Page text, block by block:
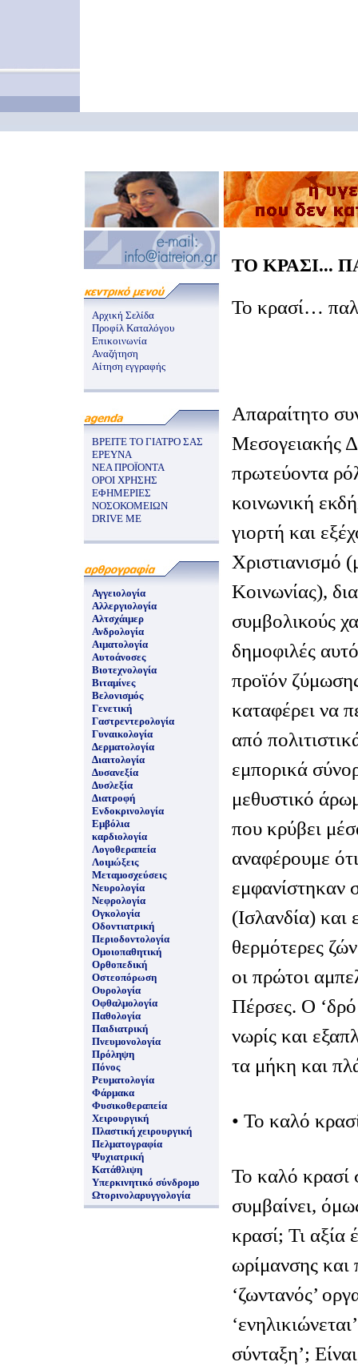
Αρχική Σελίδα
Προφίλ Καταλόγου
Επικοινωνία
Αναζήτηση
Αίτηση εγγραφής
ΒΡΕΙΤΕ ΤΟ ΓΙΑΤΡΟ ΣΑΣ
ΕΡΕΥΝΑ
ΝΕΑ ΠΡΟΪΟΝΤΑ
ΟΡΟΙ ΧΡΗΣΗΣ
ΕΦΗΜΕΡΙΕΣ
ΝΟΣΟΚΟΜΕΙΩΝ
DRIVE ME
Αγγειολογία
Αλλεργιολογία
Αλτσχάιμερ
Ανδρολογία
Αιματολογία
Αυτοάνοσες
Βιοτεχνολογία
Βιταμίνες
Βελονισμός
Γενετική
Γαστρεντερολογία
Γυναικολογία
Δερματολογία
Διαιτολογία
Δυσανεξία
Δυσλεξία
Διατροφή
Ενδοκρινολογία
Εμβόλια
καρδιολογία
Λογοθεραπεία
Λοιμώξεις
Μεταμοσχεύσεις
Νευρολογία
Νεφρολογία
Ογκολογία
Οδοντιατρική
Περιοδοντολογία
Ομοιοπαθητική
Ορθοπεδική
Οστεοπόρωση
Ουρολογία
Οφθαλμολογία
Παθολογία
Παιδιατρική
Πνευμονολογία
Πρόληψη
Πόνος
Ρευματολογία
Φάρμακα
Φυσικοθεραπεία
Χειρουργική
Πλαστική χειρουργική
Πελματογραφία
Ψυχιατρική
Κατάθλιψη
Υπερκινητικό σύνδρομο
Ωτορινολαρυγγολογία
ΤΟ ΚΡΑΣΙ...
Το κρασί…
Απαραίτητο
Μεσογειακής
πρωτεύοντα
κοινωνική
γιορτή και
Χριστιανισμό
Κοινωνίας),
συμβολικούς
δημοφιλές
προϊόν
καταφέρει να
από
εμπορικά
μεθυστικό
που κρύβει
αναφέρουμε
εμφανίστηκαν
(Ισλανδία) και
θερμότερες
οι πρώτοι
Πέρσες. Ο
νωρίς και
τα μήκη και
• Το καλό
Το καλό κρασί
συμβαίνει,
κρασί; Τι αξία
ωρίμανσης και
‘ζωντανός’
σύνταξη’;